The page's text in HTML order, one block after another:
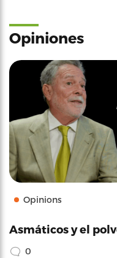
Opiniones
Opinions
Asmáticos y el
0